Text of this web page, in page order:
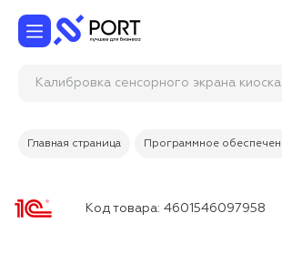
Калибровка сенсорного экрана киоска
Главная страница Программное
Код товара: 4601546097958